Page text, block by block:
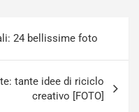
24 bellissime foto
tante idee di riciclo
creativo [FOTO]